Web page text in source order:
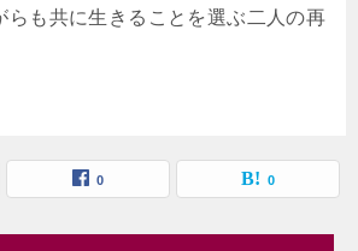
らも共に生きることを選ぶ二人の再
0 0